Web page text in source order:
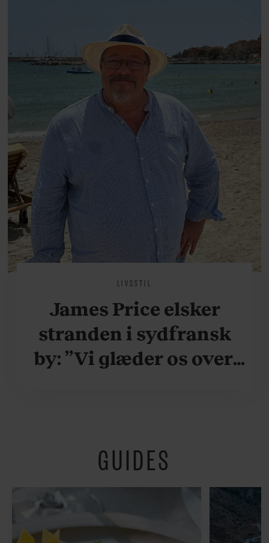
arv, angst, familieliv, frygten for
at miste stemmen og den
livsglæde, han nægter at give slip
på.
LIVSSTIL
James Price elsker
stranden i sydfransk
by: ”Vi glæder os over,
fredeligt”
GUIDES